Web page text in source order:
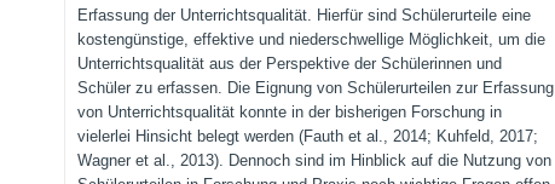
Erfassung der Unterrichtsqualität. Hierfür sind Schülerurteile eine
kostengünstige, effektive und niederschwellige Möglichkeit, um die
Unterrichtsqualität aus der Perspektive der Schülerinnen und
Schüler zu erfassen. Die Eignung von Schülerurteilen zur Erfassung
von Unterrichtsqualität konnte in der bisherigen Forschung in
vielerlei Hinsicht belegt werden (Fauth et al., 2014; Kuhfeld, 2017;
Wagner et al., 2013). Dennoch sind im Hinblick auf die Nutzung von